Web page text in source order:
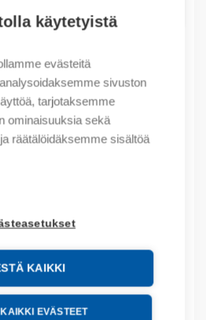
käytetyistä
evästeitä
sivuston
tarjotaksemme
ominaisuuksia sekä
räätälöidäksemme sisältöä
KAIKKI
EVÄSTEET
IO-AO6X